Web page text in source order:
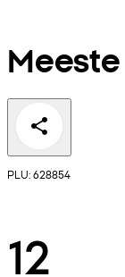
PLU: 628854
12